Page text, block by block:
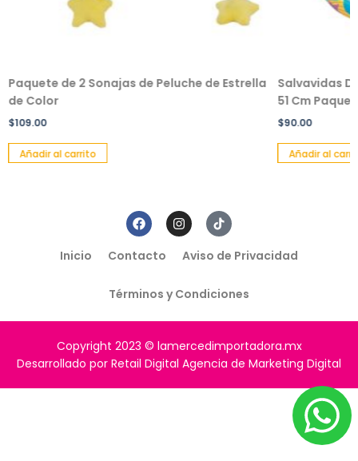
Paquete de 2 Sonajas de Peluche de Estrella
de Color
$109.00
Añadir al carrito
Salvavidas
51 Cm
$90.00
Añadir al
Inicio Contacto Aviso de Privacidad
Términos y Condiciones
Copyright 2023 © lamercedimportadora.mx
Desarrollado por Retail Digital Agencia de Marketing Digital